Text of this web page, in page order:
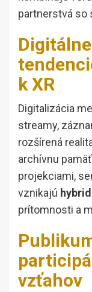
partnerstvá so
k XR
Digitalizácia
streamy,
rozšírená
archívnu
projekciami,
vznikajú
prítomnosti a
vzťahov